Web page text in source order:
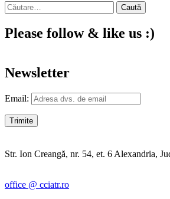
Caută
după:
Please follow & like us :)
Newsletter
Email:
Str. Ion Creangă, nr. 54, et. 6 Alexandria,
office @ cciatr.ro